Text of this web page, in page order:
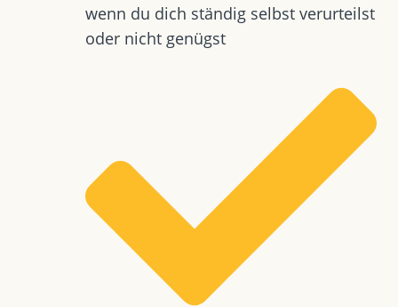
wenn du dich ständig selbst verurteilst
oder nicht genügst